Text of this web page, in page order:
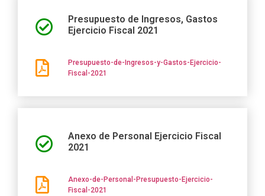
Presupuesto de Ingresos, Gastos
Ejercicio Fiscal 2021
Presupuesto-de-Ingresos-y-Gastos-Ejercicio-
Fiscal-2021
Anexo de Personal Ejercicio Fiscal
2021
Anexo-de-Personal-Presupuesto-Ejercicio-
Fiscal-2021